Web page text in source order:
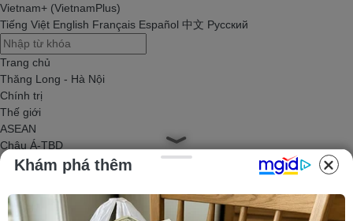
Vietnam+ (VietnamPlus)
Tiếng Việt English Français Español 中文 Русский
Trang chủ
Thăng Long - Hà Nội
Chính trị
Thế giới
ASEAN
Châu Á-TBD
Trung Đông
Châu Mỹ
Châu Phi
Khám phá thêm